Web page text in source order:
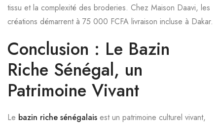
tissu et la complexité des broderies. Chez Maison Daavi, les
créations démarrent à 75 000 FCFA livraison incluse à Dakar.
Conclusion : Le Bazin
Riche Sénégal, un
Patrimoine Vivant
Le bazin riche sénégalais est un patrimoine culturel vivant,